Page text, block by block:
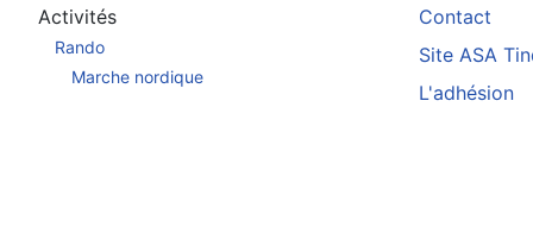
Activités
Rando
Marche nordique
Contact
Site ASA
L'adhésion